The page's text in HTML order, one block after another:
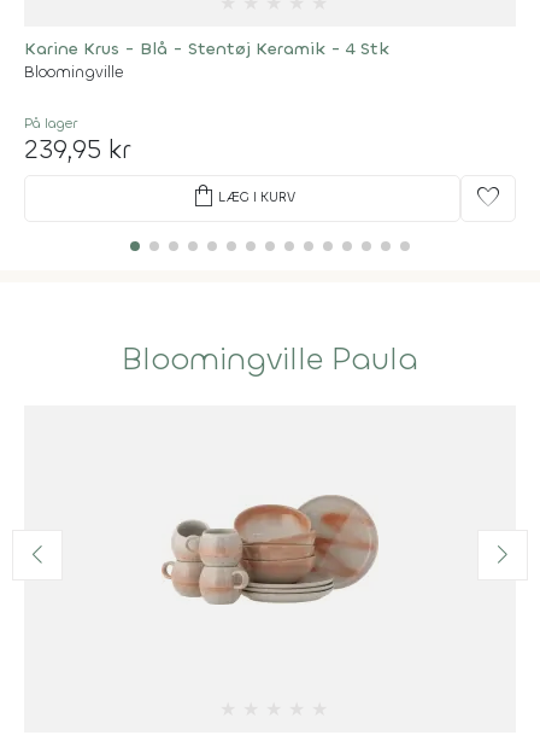
Karine Krus - Blå - Stentøj Keramik - 4 Stk
Bloomingville
På lager
239,95 kr
shopping_bag LÆG I KURV favorite
Bloomingville Paula